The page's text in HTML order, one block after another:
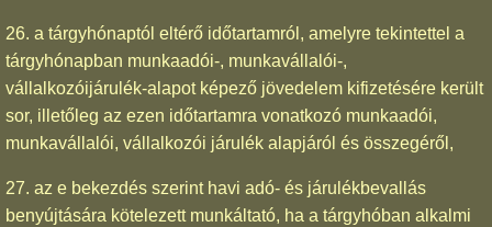
26. a tárgyhónaptól eltérő időtartamról, amelyre tekintettel a
tárgyhónapban munkaadói-, munkavállalói-,
vállalkozóijárulék-alapot képező jövedelem kifizetésére került
sor, illetőleg az ezen időtartamra vonatkozó munkaadói,
munkavállalói, vállalkozói járulék alapjáról és összegéről,
27. az e bekezdés szerint havi adó- és járulékbevallás
benyújtására kötelezett munkáltató, ha a tárgyhóban alkalmi